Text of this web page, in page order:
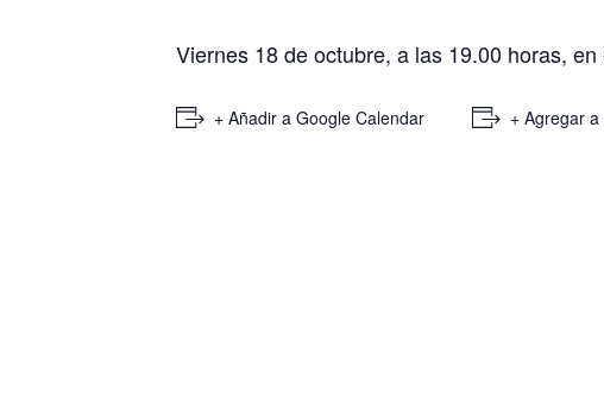
Viernes 18 de octubre, a las 19.00 horas,
+ Añadir a Google Calendar
+ Agregar